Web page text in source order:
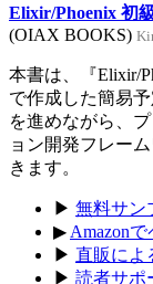
Elixir/Phoenix 初
(OIAX BOOKS)
本書は、『Elixir/
で作成した簡易
を進めながら、
ョン開発フレー
きます。
▶ 無料サン
▶ Amazon
▶ 直販によ
▶ 読者サポ